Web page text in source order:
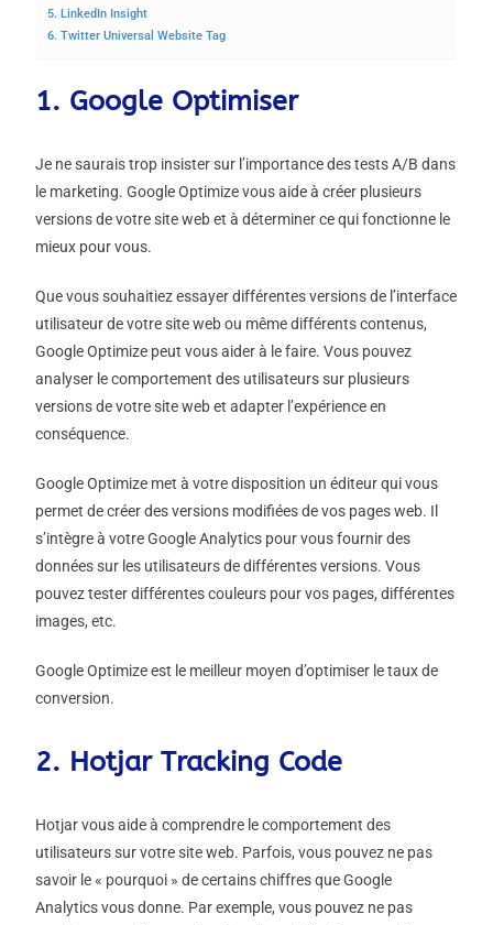
5. LinkedIn Insight
6. Twitter Universal Website Tag
1. Google Optimiser
Je ne saurais trop insister sur l’importance des tests A/B dans
le marketing. Google Optimize vous aide à créer plusieurs
versions de votre site web et à déterminer ce qui fonctionne le
mieux pour vous.
Que vous souhaitiez essayer différentes versions de l’interface
utilisateur de votre site web ou même différents contenus,
Google Optimize peut vous aider à le faire. Vous pouvez
analyser le comportement des utilisateurs sur plusieurs
versions de votre site web et adapter l’expérience en
conséquence.
Google Optimize met à votre disposition un éditeur qui vous
permet de créer des versions modifiées de vos pages web. Il
s’intègre à votre Google Analytics pour vous fournir des
données sur les utilisateurs de différentes versions. Vous
pouvez tester différentes couleurs pour vos pages, différentes
images, etc.
Google Optimize est le meilleur moyen d’optimiser le taux de
conversion.
2. Hotjar Tracking Code
Hotjar vous aide à comprendre le comportement des
utilisateurs sur votre site web. Parfois, vous pouvez ne pas
savoir le « pourquoi » de certains chiffres que Google
Analytics vous donne. Par exemple, vous pouvez ne pas